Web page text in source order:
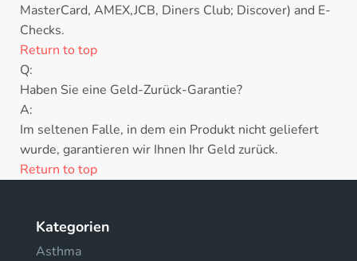
MasterCard, AMEX,JCB, Diners Club; Discover) and E-
Checks.
Return to top
Q:
Haben Sie eine Geld-Zurück-Garantie?
A:
Im seltenen Falle, in dem ein Produkt nicht geliefert
wurde, garantieren wir Ihnen Ihr Geld zurück.
Return to top
Kategorien
Asthma